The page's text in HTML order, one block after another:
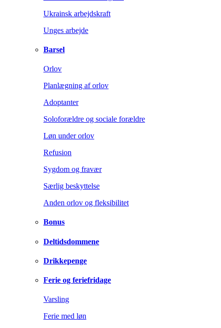
Ukrainsk arbejdskraft
Unges arbejde
Barsel
Orlov
Planlægning af orlov
Adoptanter
Soloforældre og sociale forældre
Løn under orlov
Refusion
Sygdom og fravær
Særlig beskyttelse
Anden orlov og fleksibilitet
Bonus
Deltidsdommene
Drikkepenge
Ferie og feriefridage
Varsling
Ferie med løn